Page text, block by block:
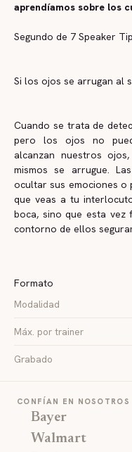
aprendíamos sobre los
Segundo de 7 Speaker
Si los ojos se arrugan al
Cuando se trata de
pero los ojos no
alcanzan nuestros
mismos se arrugue.
ocultar sus emociones o
que veas a tu
boca, sino que esta
contorno de ellos
Formato
Modalidad
Máx. por trainer
Grabado
CONFÍAN EN NOSOTROS
Bayer
Walmart